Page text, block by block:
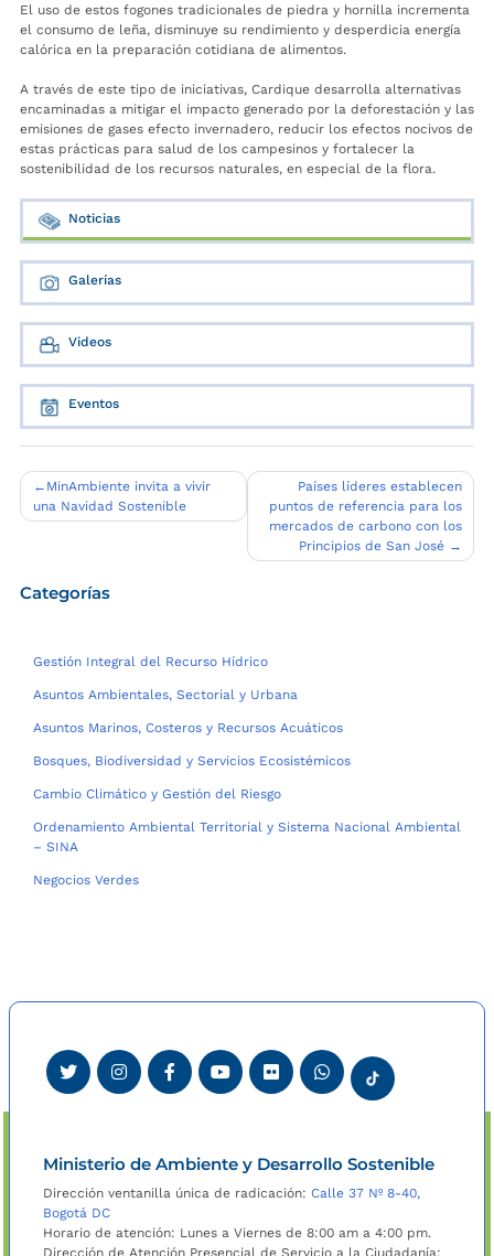
El uso de estos fogones tradicionales de piedra y hornilla incrementa
el consumo de leña, disminuye su rendimiento y desperdicia energía
calórica en la preparación cotidiana de alimentos.
A través de este tipo de iniciativas, Cardique desarrolla alternativas
encaminadas a mitigar el impacto generado por la deforestación y las
emisiones de gases efecto invernadero, reducir los efectos nocivos de
estas prácticas para salud de los campesinos y fortalecer la
sostenibilidad de los recursos naturales, en especial de la flora.
Noticias
Galerías
Videos
Eventos
Navegación
de
MinAmbiente invita a vivir
una Navidad Sostenible
Países líderes establecen
puntos de referencia para los
mercados de carbono con los
Principios de San José
Categorías
Gestión Integral del Recurso Hídrico
Asuntos Ambientales, Sectorial y Urbana
Asuntos Marinos, Costeros y Recursos Acuáticos
Bosques, Biodiversidad y Servicios Ecosistémicos
Cambio Climático y Gestión del Riesgo
Ordenamiento Ambiental Territorial y Sistema Nacional Ambiental
– SINA
Negocios Verdes
Ministerio de Ambiente y Desarrollo Sostenible
Dirección ventanilla única de radicación: Calle 37 Nº 8-40,
Bogotá DC
Horario de atención: Lunes a Viernes de 8:00 am a 4:00 pm.
Dirección de Atención Presencial de Servicio a la Ciudadanía: